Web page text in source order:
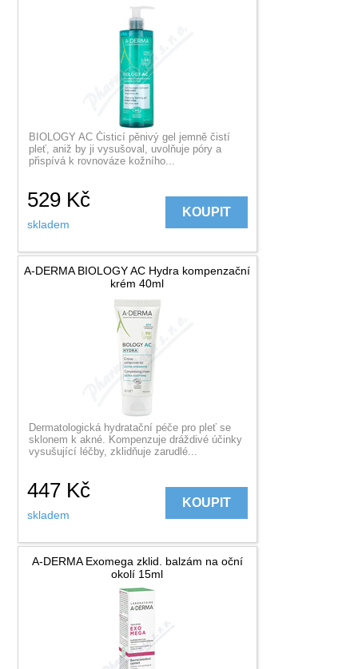
BIOLOGY AC Čisticí pěnivý gel jemně čistí
pleť, aniž by ji vysušoval, uvolňuje póry a
přispívá k rovnováze kožního...
529 Kč
skladem
KOUPIT
A-DERMA BIOLOGY AC Hydra kompenzační
krém 40ml
Dermatologická hydratační péče pro pleť se
sklonem k akné. Kompenzuje dráždivé účinky
vysušující léčby, zklidňuje zarudlé...
447 Kč
skladem
KOUPIT
A-DERMA Exomega zklid. balzám na oční
okolí 15ml